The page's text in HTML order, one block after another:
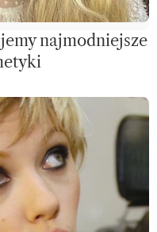
najmodniejsze